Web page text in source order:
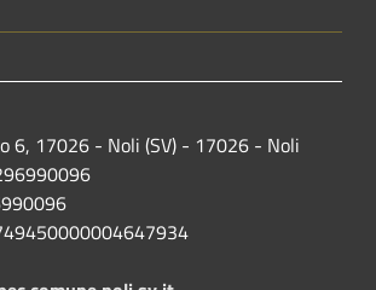
6, 17026 - Noli (SV) - 17026 - Noli